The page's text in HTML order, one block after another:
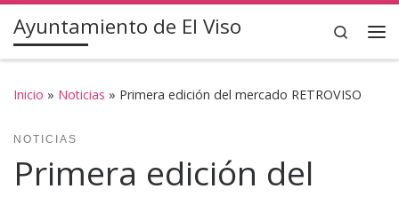
Saltar al contenido
Ayuntamiento de El Viso Search
Inicio » Noticias » Primera edición del mercado RETROVISO
NOTICIAS
Primera edición del